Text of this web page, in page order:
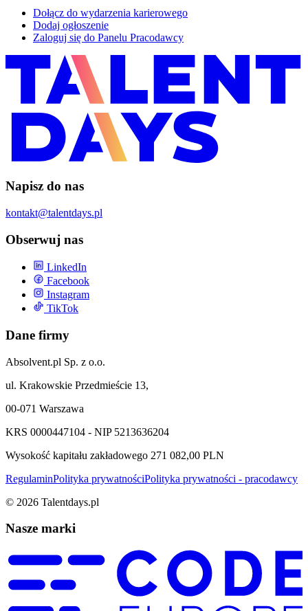
Dołącz do wydarzenia karierowego
Dodaj ogłoszenie
Zaloguj się do Panelu Pracodawcy
Napisz do nas
kontakt@talentdays.pl
Obserwuj nas
LinkedIn
Facebook
Instagram
TikTok
Dane firmy
Absolvent.pl Sp. z o.o.
ul. Krakowskie Przedmieście 13,
00-071 Warszawa
KRS 0000447104 - NIP 5213636204
Wysokość kapitału zakładowego 271 082,00 PLN
RegulaminPolityka prywatnościPolityka prywatności - pracodawcy
© 2026 Talentdays.pl
Nasze marki